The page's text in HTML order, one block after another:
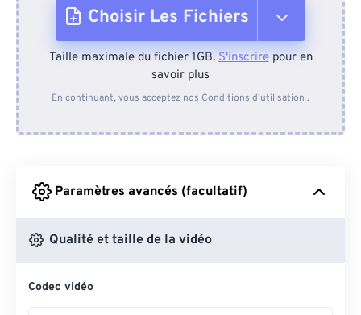
Choisir Les Fichiers
Depuis l'appareil
Depuis Google Drive
Depuis OneDrive
Taille maximale du fichier 1GB.S'inscrirepour en
savoir plus
En continuant, vous acceptez nos Conditions d'utilisation .
Paramètres avancés (facultatif)
Qualité et taille de la vidéo
Codec vidéo